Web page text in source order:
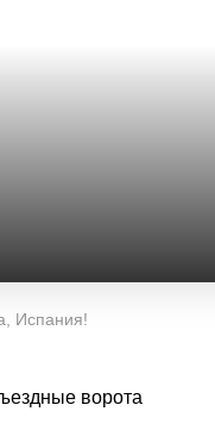
Испания!
ворота